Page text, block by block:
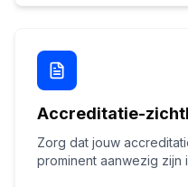
Accreditatie-
Zorg dat jouw
prominent aanwezig zijn